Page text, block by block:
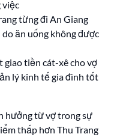
việc
từng đi An Giang
ăn uống không được
giao tiền cát-xê cho vợ
lý kinh tế gia đình tốt
hưởng từ vợ trong sự
thấp hơn Thu Trang